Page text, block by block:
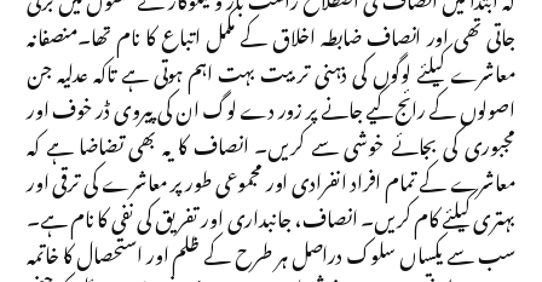
جاتی تھی اور انصاف ضابطہ اخلاق کے مکمل اتباع کا نام تھا۔منصفانہ
معاشرے کیلئے لوگوں کی ذہنی تربیت بہت اہم ہوتی ہے تاکہ عدلیہ جن
اصولوں کے رائج کیے جانے پر زور دے لوگ ان کی پیروی ڈر خوف اور
مجبوری کی بجائے خوشی سے کریں۔ انصاف کا یہ بھی تضاضا ہے کہ
معاشرے کے تمام افراد انفرادی اور مجموعی طور پر معاشرے کی ترقی اور
بہتری کیلئے کام کریں۔ انصاف، جانبداری اور تفریق کی نفی کا نام ہے۔
سب سے یکساں سلوک دراصل ہر طرح کے ظلم اور استحصال کا خاتمہ